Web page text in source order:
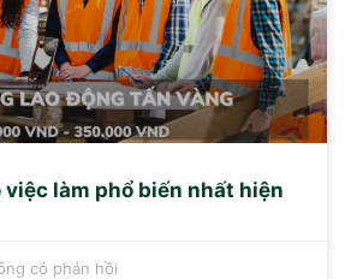
việc làm phổ biến nhất hiện
có phản hồi